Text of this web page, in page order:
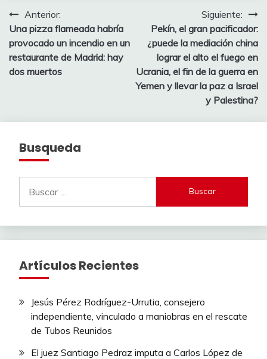
Navegación
de
entradas
Anterior:
Una pizza flameada habría
provocado un incendio en un
restaurante de Madrid: hay
dos muertos
Siguiente:
Pekín, el gran pacificador:
¿puede la mediación china
lograr el alto el fuego en
Ucrania, el fin de la guerra en
Yemen y llevar la paz a Israel
y Palestina?
Busqueda
Artículos Recientes
Jesús Pérez Rodríguez-Urrutia, consejero
independiente, vinculado a maniobras en el rescate
de Tubos Reunidos
El juez Santiago Pedraz imputa a Carlos López de